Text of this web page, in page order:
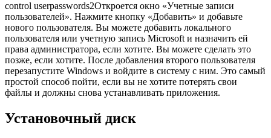
control userpasswords2Откроется окно «Учетные записи
пользователей». Нажмите кнопку «Добавить» и добавьте
нового пользователя. Вы можете добавить локального
пользователя или учетную запись Microsoft и назначить ей
права администратора, если хотите. Вы можете сделать это
позже, если хотите. После добавления второго пользователя
перезапустите Windows и войдите в систему с ним. Это самый
простой способ пойти, если вы не хотите потерять свои
файлы и должны снова устанавливать приложения.
Установочный диск